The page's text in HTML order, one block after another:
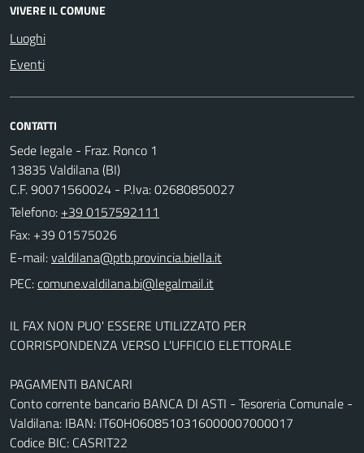
VIVERE IL COMUNE
Luoghi
Eventi
CONTATTI
Sede legale - Fraz. Ronco 1
13835 Valdilana (BI)
C.F. 90071560024 - P.Iva: 02680850027
Telefono: +39 0157592111
Fax: +39 01575026
E-mail:
PEC:
IL FAX NON PUO' ESSERE UTILIZZATO PER
CORRISPONDENZA VERSO L'UFFICIO ELETTORALE
PAGAMENTI BANCARI
Conto corrente bancario BANCA DI ASTI - Tesoreria Comunale -
Valdilana: IBAN: IT60H0608510316000007000017
Codice BIC: CASRIT22